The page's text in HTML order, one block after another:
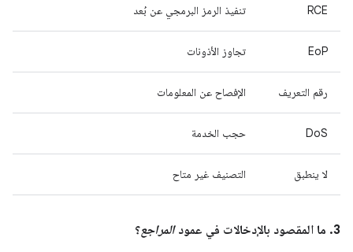
RCE تنفيذ الرمز البرمجي عن بُعد
EoP تجاوز الأذونات
رقم التعريف الإفصاح عن المعلومات
DoS حجب الخدمة
لا ينطبق التصنيف غير متاح
3. ما المقصود بالإدخالات في عمود المراجع؟